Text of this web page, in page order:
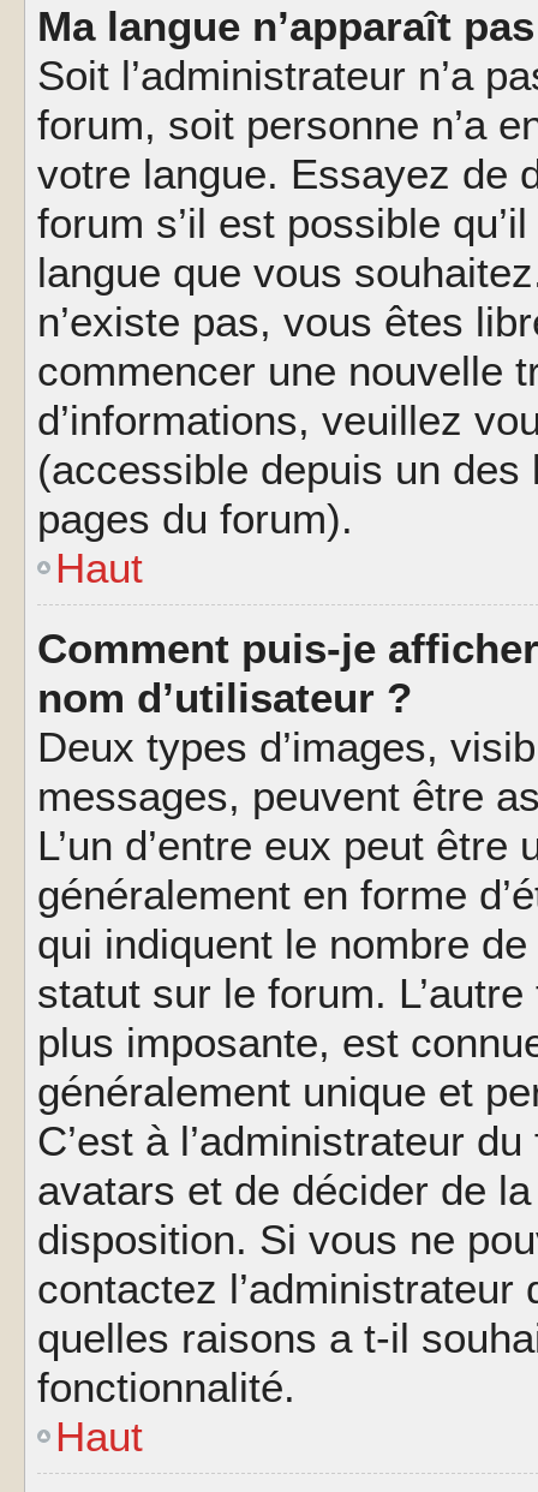
Ma langue n’apparaît
Soit l’administrateur n’a
forum, soit personne n’a
votre langue. Essayez de
forum s’il est possible
langue que vous
n’existe pas, vous êtes
commencer une nouvelle
d’informations, veuillez
(accessible depuis un
pages du forum).
Haut
Comment puis-je
nom d’utilisateur ?
Deux types d’images,
messages, peuvent être
L’un d’entre eux peut
généralement en forme
qui indiquent le nombre
statut sur le forum.
plus imposante, est
généralement unique et
C’est à l’administrateur
avatars et de décider de
disposition. Si vous ne
contactez
quelles raisons a t-il
fonctionnalité.
Haut